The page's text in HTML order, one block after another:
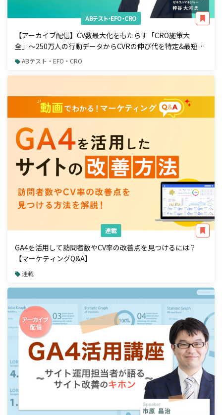
ABテスト・EFO・CRO
【アーカイブ配信】CV数最大化をもたらす「CRO施策大
全」〜250万人の行動データからCVRの伸び代を特定&最短で
成果を出す手法〜
ABテスト・EFO・CRO
連載
GA4を活用して訪問者数やCV率の改善点を見つけるには？
【マーケティングQ&A】
連載